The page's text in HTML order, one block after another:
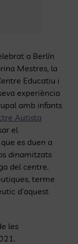
a Berlín
Mestres, la
Educatiu i
experiència
amb infants
Autista
el
es duen a
dinamitzats
del centre.
terme
d’aquest
les